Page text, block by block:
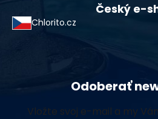
Český e-
Chlorito.cz
Odoberať
Vložte svoj e-mail a my